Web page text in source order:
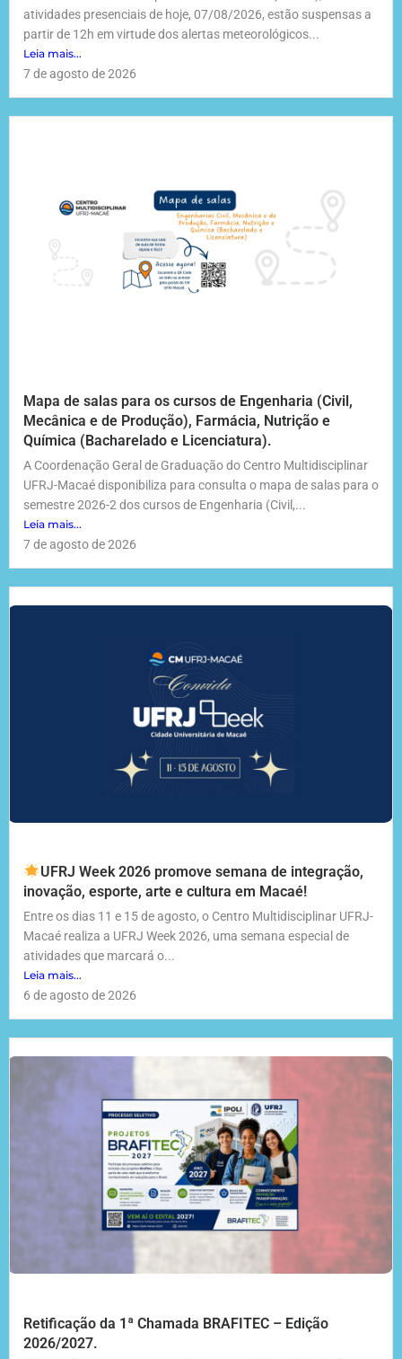
atividades presenciais de hoje, 07/08/2026, estão suspensas a
partir de 12h em virtude dos alertas meteorológicos...
Leia mais...
7 de agosto de 2026
Mapa de salas para os cursos de Engenharia (Civil,
Mecânica e de Produção), Farmácia, Nutrição e
Química (Bacharelado e Licenciatura).
A Coordenação Geral de Graduação do Centro Multidisciplinar
UFRJ-Macaé disponibiliza para consulta o mapa de salas para o
semestre 2026-2 dos cursos de Engenharia (Civil,...
Leia mais...
7 de agosto de 2026
UFRJ Week 2026 promove semana de integração,
inovação, esporte, arte e cultura em Macaé!
Entre os dias 11 e 15 de agosto, o Centro Multidisciplinar UFRJ-
Macaé realiza a UFRJ Week 2026, uma semana especial de
atividades que marcará o...
Leia mais...
6 de agosto de 2026
Retificação da 1ª Chamada BRAFITEC – Edição
2026/2027.